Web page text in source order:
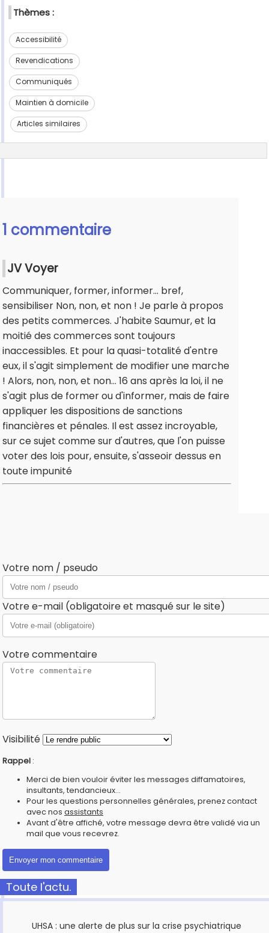
Thèmes :
Accessibilité
Revendications
Communiqués
Maintien à domicile
Articles similaires
1 commentaire
JV Voyer
Communiquer, former, informer... bref,
sensibiliser Non, non, et non ! Je parle à propos
des petits commerces. J'habite Saumur, et la
moitié des commerces sont toujours
inaccessibles. Et pour la quasi-totalité d'entre
eux, il s'agit simplement de modifier une marche
! Alors, non, non, et non… 16 ans après la loi, il ne
s'agit plus de former ou d'informer, mais de faire
appliquer les dispositions de sanctions
financières et pénales. Il est assez incroyable,
sur ce sujet comme sur d'autres, que l'on puisse
voter des lois pour, ensuite, s'asseoir dessus en
toute impunité
Votre nom / pseudo
Votre e-mail (obligatoire et masqué sur le site)
Votre commentaire
Visibilité
Rappel :
Merci de bien vouloir éviter les messages diffamatoires,
insultants, tendancieux...
Pour les questions personnelles générales, prenez contact
avec nos assistants
Avant d'être affiché, votre message devra être validé via un
mail que vous recevrez.
Toute l'actu.
UHSA : une alerte de plus sur la crise psychiatrique